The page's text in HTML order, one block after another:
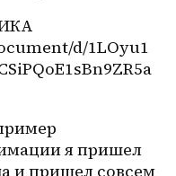
d/1LOyu1
я пришел
и пришел совсем